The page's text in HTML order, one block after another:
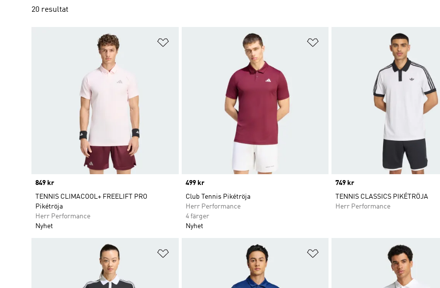
20 resultat
Lägg till på önskelistan
Price
849 kr
TENNIS CLIMACOOL+ FREELIFT PRO
Pikétröja
Herr Performance
Nyhet
Lägg till på önskelistan
Price
499 kr
Club Tennis Pikétröja
Herr Performance
4 färger
Nyhet
Price
749 kr
TENNIS CLASSICS PIKÉTRÖJA
Herr Performance
Lägg till på önskelistan Lägg till på önskelistan